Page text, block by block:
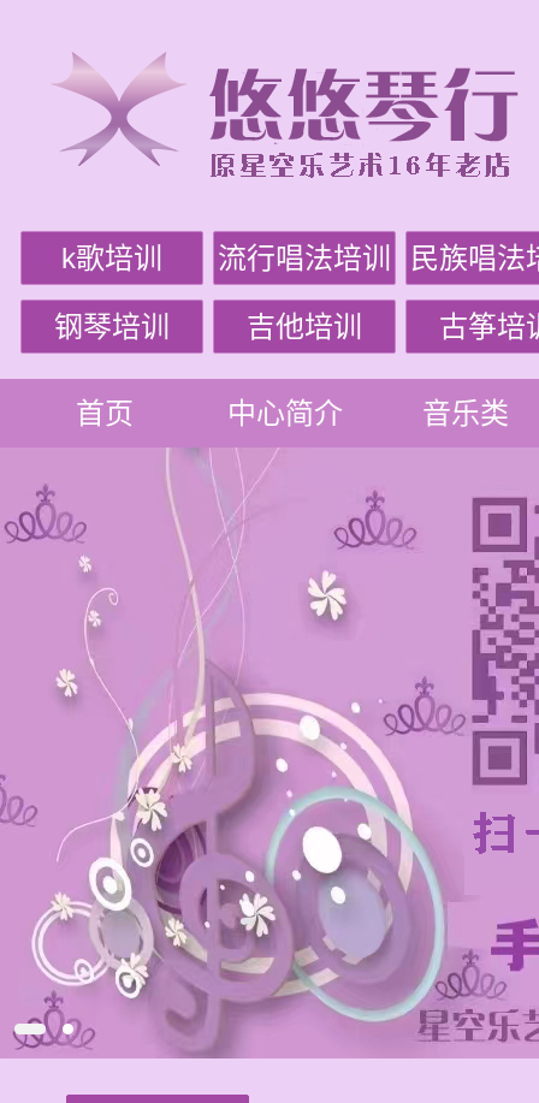
k歌培训 流行唱法培训 民族唱法
钢琴培训 吉他培训 古筝培
首页 中心简介 音乐类